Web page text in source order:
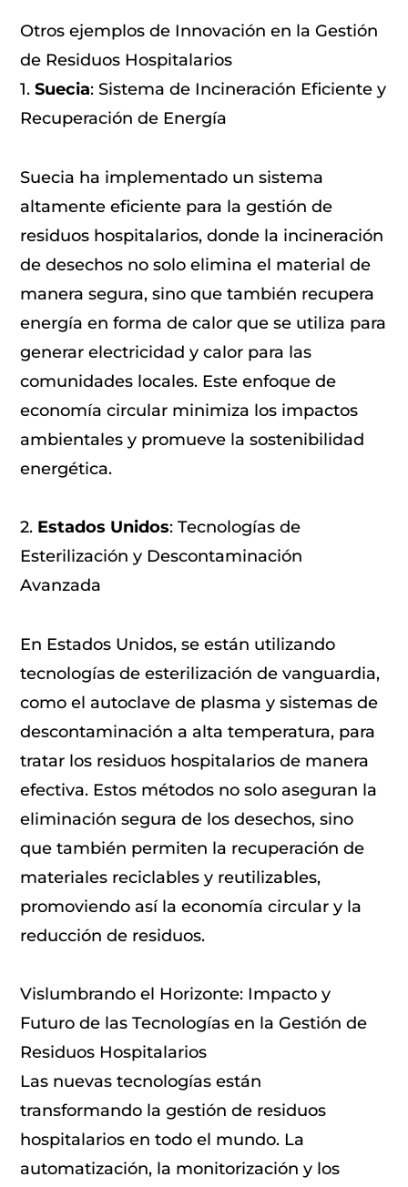
Otros ejemplos de Innovación en la Gestión
de Residuos Hospitalarios
1.Suecia: Sistema de Incineración Eficiente y
Recuperación de Energía
Suecia ha implementado un sistema
altamente eficiente para la gestión de
residuos hospitalarios, donde la incineración
de desechos no solo elimina el material de
manera segura, sino que también recupera
energía en forma de calor que se utiliza para
generar electricidad y calor para las
comunidades locales. Este enfoque de
economía circular minimiza los impactos
ambientales y promueve la sostenibilidad
energética.
2. Estados Unidos: Tecnologías de
Esterilización y Descontaminación
Avanzada
En Estados Unidos, se están utilizando
tecnologías de esterilización de vanguardia,
como el autoclave de plasma y sistemas de
descontaminación a alta temperatura, para
tratar los residuos hospitalarios de manera
efectiva. Estos métodos no solo aseguran la
eliminación segura de los desechos, sino
que también permiten la recuperación de
materiales reciclables y reutilizables,
promoviendo así la economía circular y la
reducción de residuos.
Vislumbrando el Horizonte: Impacto y
Futuro de las Tecnologías en la Gestión de
Residuos Hospitalarios
Las nuevas tecnologías están
transformando la gestión de residuos
hospitalarios en todo el mundo. La
automatización, la monitorización y los